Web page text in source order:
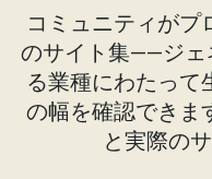
コミュニティがプ
のサイト集——ジェ
る業種にわたって
の幅を確認できま
と実際の